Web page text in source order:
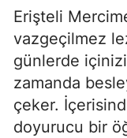
Erişteli
vazgeçilmez
günlerde içinizi
zamanda
çeker.
doyurucu bir